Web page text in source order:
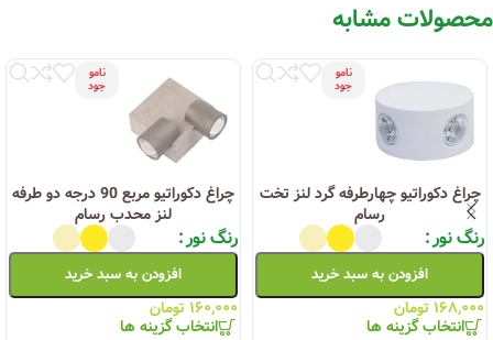
محصولات مشابه
نامو
جود
چراغ دکوراتیو چهارطرفه گرد لنز تخت
رسام
رنگ نور
افزودن به سبد خرید
۱۶۸,۰۰۰ تومان
انتخاب گزینه ها
نامو
جود
چراغ دکوراتیو مربع 90 درجه دو طرفه
لنز محدب رسام
رنگ نور
افزودن به سبد خرید
۱۶۰,۰۰۰ تومان
انتخاب گزینه ها